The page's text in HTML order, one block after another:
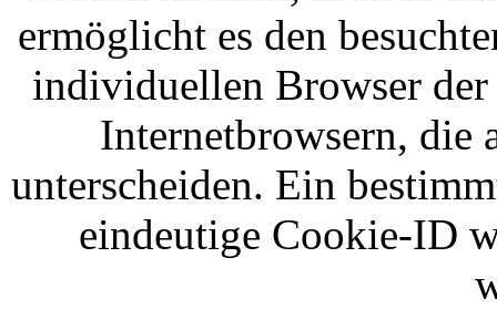
ermöglicht es den
individuellen Browser der
Internetbrowsern, die
unterscheiden. Ein
eindeutige Cookie-ID